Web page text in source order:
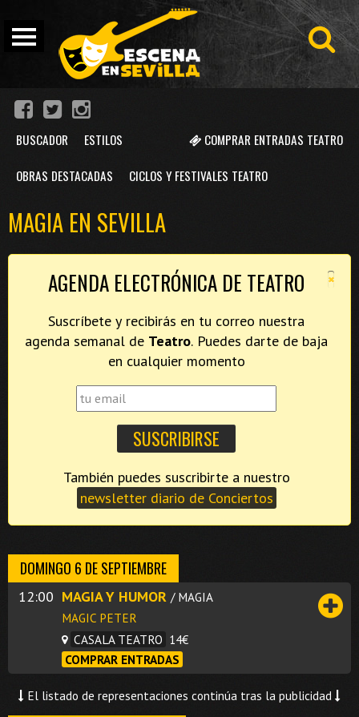
COMPRAR ENTRADAS TEATRO
BUSCADOR ESTILOS
OBRAS DESTACADAS CICLOS Y FESTIVALES TEATRO
MAGIA EN SEVILLA
×
AGENDA ELECTRÓNICA DE TEATRO
Suscríbete y recibirás en tu correo nuestra
agenda semanal de Teatro. Puedes darte de baja
en cualquier momento
newsletter diario de Conciertos
DOMINGO 6 DE SEPTIEMBRE
12:00 MAGIA Y HUMOR / MAGIA
MAGIC PETER
CASALA TEATRO 14€
COMPRAR ENTRADAS
El listado de representaciones continúa tras la publicidad